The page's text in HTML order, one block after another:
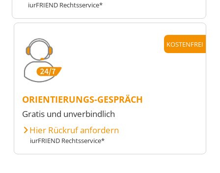
iurFRIEND Rechtsservice*
KOSTENFREI
ORIENTIERUNGS-GESPRÄCH
Gratis und unverbindlich
Hier Rückruf anfordern
iurFRIEND Rechtsservice*